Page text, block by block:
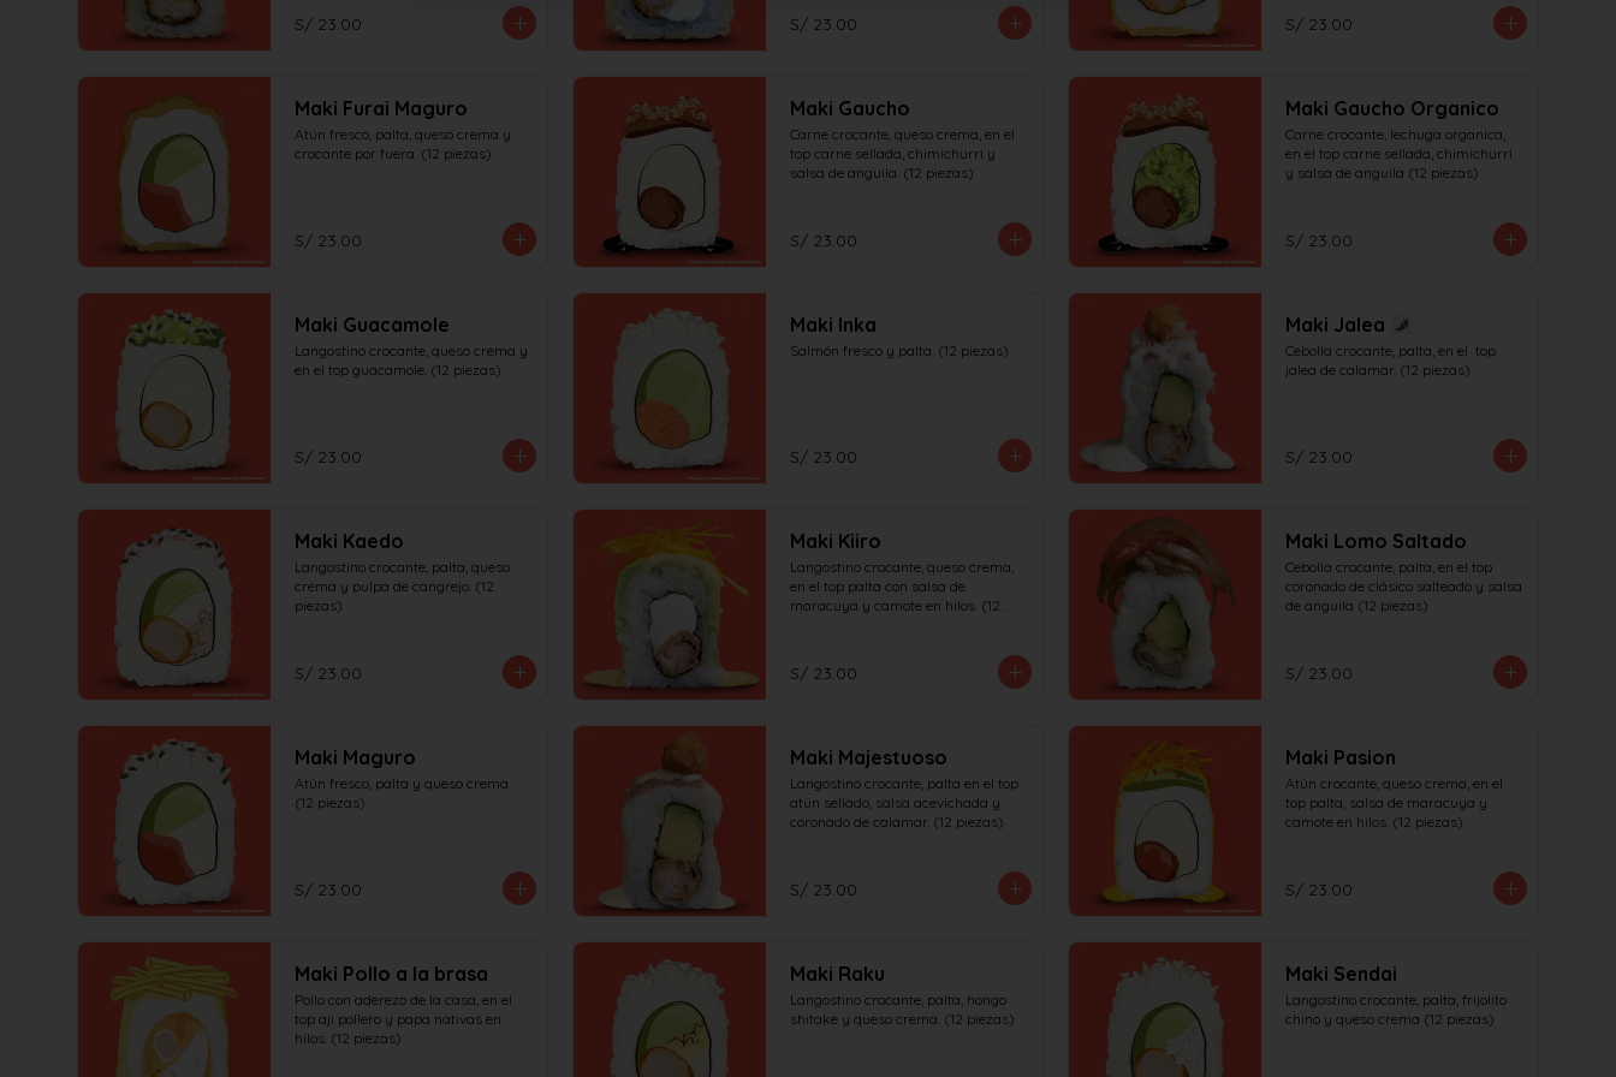
S/ 23.00 S/ 23.00 S/ 23.00
Maki Furai Maguro
Atún fresco, palta, queso crema y
crocante por fuera. (12 piezas)
S/ 23.00
Maki Gaucho
Carne crocante, queso crema, en el
top carne sellada, chimichurri y
salsa de anguila. (12 piezas)
S/ 23.00
Maki Gaucho Organico
Carne crocante, lechuga organica,
en el top carne sellada, chimichurri
y salsa de anguila (12 piezas)
S/ 23.00
Maki Guacamole
Langostino crocante, queso crema y
en el top guacamole. (12 piezas)
S/ 23.00
Maki Inka
Salmón fresco y palta. (12 piezas)
S/ 23.00
Maki Jalea
Cebolla crocante, palta, en el  top
jalea de calamar. (12 piezas)
S/ 23.00
Maki Kaedo
Langostino crocante, palta, queso
crema y pulpa de cangrejo. (12
piezas)
S/ 23.00
Maki Kiiro
Langostino crocante, queso crema,
en el top palta con salsa de
maracuya y camote en hilos. (12
S/ 23.00
Maki Lomo Saltado
Cebolla crocante, palta, en el top
coronado de clásico salteado y salsa
de anguila (12 piezas)
S/ 23.00
Maki Maguro
Atún fresco, palta y queso crema.
(12 piezas)
S/ 23.00
Maki Majestuoso
Langostino crocante, palta en el top
atún sellado, salsa acevichada y
coronado de calamar. (12 piezas)
S/ 23.00
Maki Pasion
Atún crocante, queso crema, en el
top palta, salsa de maracuya y
camote en hilos. (12 piezas)
S/ 23.00
Maki Pollo a la brasa
Pollo con aderezo de la casa, en el
top aji pollero y papa nativas en
hilos. (12 piezas)
Maki Raku
Langostino crocante, palta, hongo
shitake y queso crema. (12 piezas)
Maki Sendai
Langostino crocante, palta, frijolito
chino y queso crema (12 piezas)